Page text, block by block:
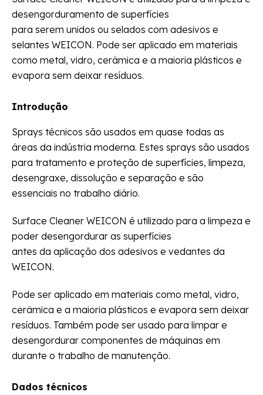
desengorduramento de superfícies
para serem unidos ou selados com adesivos e
selantes WEICON. Pode ser aplicado em materiais
como metal, vidro, cerâmica e a maioria plásticos e
evapora sem deixar resíduos.
Introdução
Sprays técnicos são usados em quase todas as
áreas da indústria moderna. Estes sprays são usados
para tratamento e proteção de superfícies, limpeza,
desengraxe, dissolução e separação e são
essenciais no trabalho diário.
Surface Cleaner WEICON é utilizado para a limpeza e
poder desengordurar as superfícies
antes da aplicação dos adesivos e vedantes da
WEICON.
Pode ser aplicado em materiais como metal, vidro,
cerâmica e a maioria plásticos e evapora sem deixar
resíduos. Também pode ser usado para limpar e
desengordurar componentes de máquinas em
durante o trabalho de manutenção.
Dados técnicos